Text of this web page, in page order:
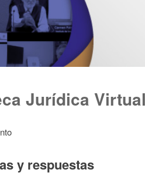
Jurídica
y respuestas